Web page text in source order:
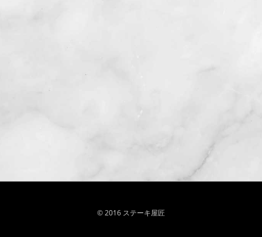
© 2016 ステーキ屋匠